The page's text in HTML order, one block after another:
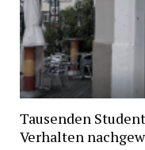
Tausenden
Verhalten